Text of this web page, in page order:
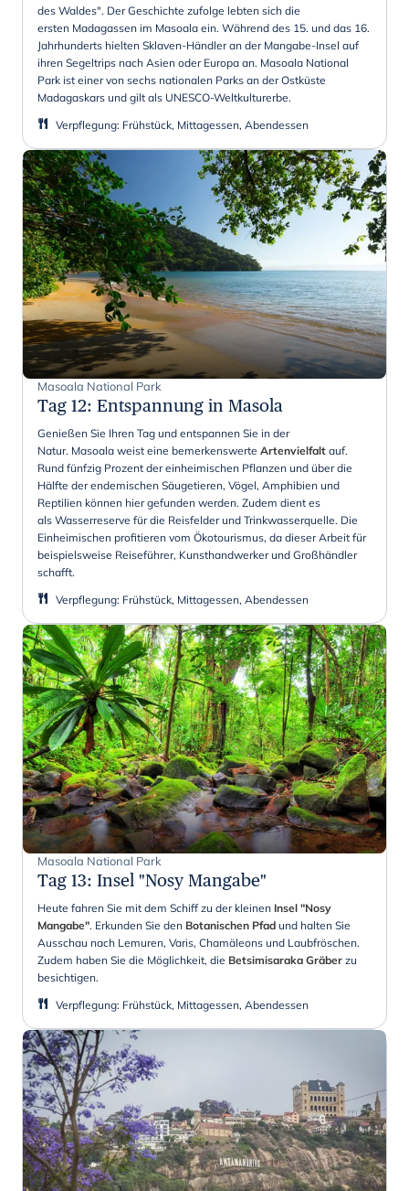
des Waldes". Der Geschichte zufolge lebten sich die
ersten Madagassen im Masoala ein. Während des 15. und das 16.
Jahrhunderts hielten Sklaven-Händler an der Mangabe-Insel auf
ihren Segeltrips nach Asien oder Europa an. Masoala National
Park ist einer von sechs nationalen Parks an der Ostküste
Madagaskars und gilt als UNESCO-Weltkulturerbe.
Verpflegung: Frühstück, Mittagessen, Abendessen
Masoala National Park
Tag 12: Entspannung in Masola
Genießen Sie Ihren Tag und entspannen Sie in der
Natur. Masoala weist eine bemerkenswerte Artenvielfalt auf.
Rund fünfzig Prozent der einheimischen Pflanzen und über die
Hälfte der endemischen Säugetieren, Vögel, Amphibien und
Reptilien können hier gefunden werden. Zudem dient es
als Wasserreserve für die Reisfelder und Trinkwasserquelle. Die
Einheimischen profitieren vom Ökotourismus, da dieser Arbeit für
beispielsweise Reiseführer, Kunsthandwerker und Großhändler
schafft.
Verpflegung: Frühstück, Mittagessen, Abendessen
Masoala National Park
Tag 13: Insel "Nosy Mangabe"
Heute fahren Sie mit dem Schiff zu der kleinen Insel "Nosy
Mangabe". Erkunden Sie den Botanischen Pfad und halten Sie
Ausschau nach Lemuren, Varis, Chamäleons und Laubfröschen.
Zudem haben Sie die Möglichkeit, die Betsimisaraka Gräber zu
besichtigen.
Verpflegung: Frühstück, Mittagessen, Abendessen